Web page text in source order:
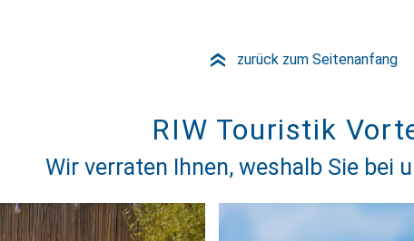
» zurück zum Seitenanfang
RIW Touristik
Wir verraten Ihnen, weshalb Sie bei